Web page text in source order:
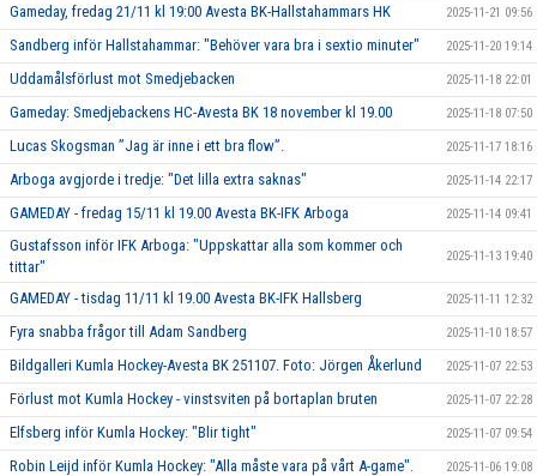
Gameday, fredag 21/11 kl 19:00 Avesta BK-Hallstahammars HK 2025-11-21 09:56
Sandberg inför Hallstahammar: "Behöver vara bra i sextio minuter" 2025-11-20 19:14
Uddamålsförlust mot Smedjebacken 2025-11-18 22:01
Gameday: Smedjebackens HC-Avesta BK 18 november kl 19.00 2025-11-18 07:50
Lucas Skogsman ”Jag är inne i ett bra flow”. 2025-11-17 18:16
Arboga avgjorde i tredje: "Det lilla extra saknas" 2025-11-14 22:17
GAMEDAY - fredag 15/11 kl 19.00 Avesta BK-IFK Arboga 2025-11-14 09:41
Gustafsson inför IFK Arboga: "Uppskattar alla som kommer och
tittar"
2025-11-13 19:40
GAMEDAY - tisdag 11/11 kl 19.00 Avesta BK-IFK Hallsberg 2025-11-11 12:32
Fyra snabba frågor till Adam Sandberg 2025-11-10 18:57
Bildgalleri Kumla Hockey-Avesta BK 251107. Foto: Jörgen Åkerlund 2025-11-07 22:53
Förlust mot Kumla Hockey - vinstsviten på bortaplan bruten 2025-11-07 22:28
Elfsberg inför Kumla Hockey: "Blir tight" 2025-11-07 09:54
Robin Leijd inför Kumla Hockey: "Alla måste vara på vårt A-game". 2025-11-06 19:08